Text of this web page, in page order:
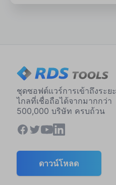
ชุดซอฟต์แวร์การเข้าถึงระยะ
ไกลที่เชื่อถือได้จากมากกว่า
500,000 บริษัท ครบถ้วน
ดาวน์โหลด